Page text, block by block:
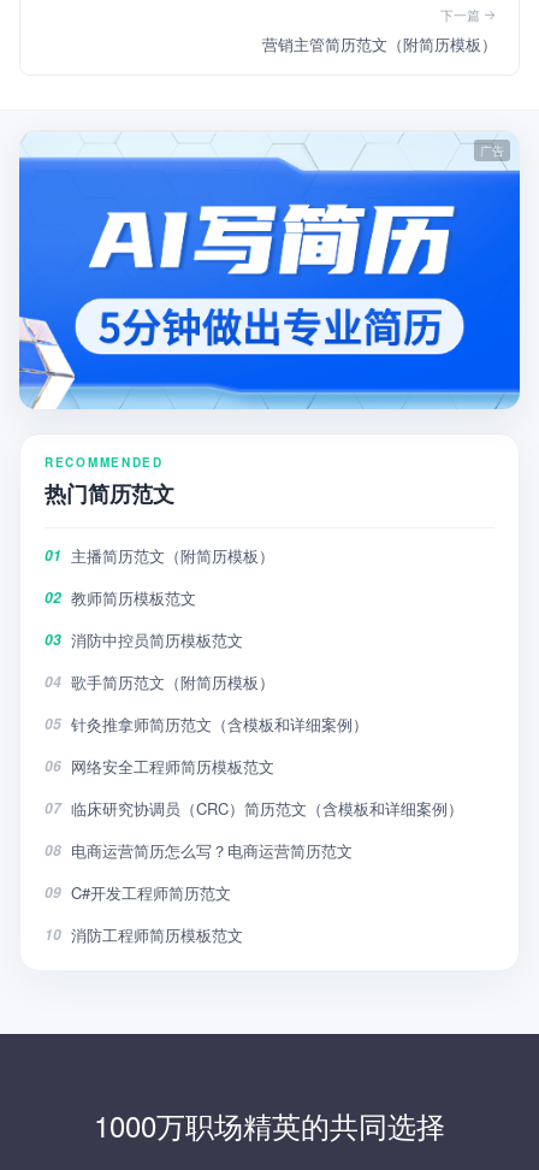
下一篇
营销主管简历范文（附简历模板）
RECOMMENDED
热门简历范文
01 主播简历范文（附简历模板）
02 教师简历模板范文
03 消防中控员简历模板范文
04 歌手简历范文（附简历模板）
05 针灸推拿师简历范文（含模板和详细案例）
06 网络安全工程师简历模板范文
07 临床研究协调员（CRC）简历范文（含模板和详细案例）
08 电商运营简历怎么写？电商运营简历范文
09 C#开发工程师简历范文
10 消防工程师简历模板范文
1000万职场精英的共同选择